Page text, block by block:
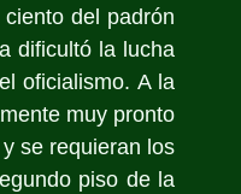
del padrón
dificultó la lucha
oficialismo. A la
muy pronto
se requieran los
piso de la